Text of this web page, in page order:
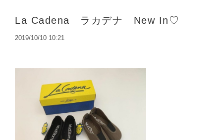
La Cadena ラカデナ New In♡
2019/10/10 10:21